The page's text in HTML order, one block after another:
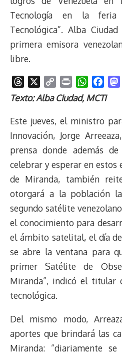
Tecnología en la feria
Tecnológica”. Alba
primera emisora
libre.
h
e
d
s
o
n
k
r
n
W
h
t
A
p
p
a
o
k
d
Texto: Alba Ciudad, MCTI
Este jueves, el ministro
Innovación, Jorge
prensa donde además
celebrar y esperar en estos
de Miranda, también
otorgará a la población
segundo satélite
el conocimiento para
el ámbito satelital, el día
se abre la ventana para
primer Satélite de
Miranda”, indicó el titular
tecnológica.
Del mismo modo,
aportes que brindará las
Miranda: ”diariamente